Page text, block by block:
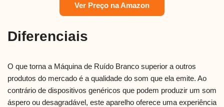
Ver Preço na Amazon
Diferenciais
O que torna a Máquina de Ruído Branco superior a outros
produtos do mercado é a qualidade do som que ela emite. Ao
contrário de dispositivos genéricos que podem produzir um som
áspero ou desagradável, este aparelho oferece uma experiência